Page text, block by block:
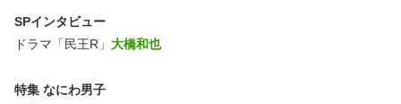
SPインタビュー
ドラマ「民王R」 大橋和也
特集 なにわ男子